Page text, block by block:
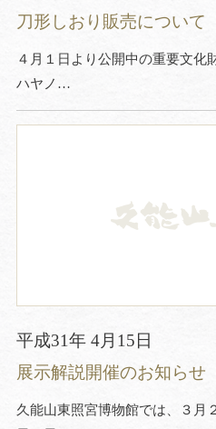
刀形しおり販売について
４月１日より公開中の重要文
ハヤノ…
平成31年 4月15日
展示解説開催のお知らせ
久能山東照宮博物館では、３月